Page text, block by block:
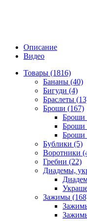
Описание
Видео
Товары (1816)
Бананы (40)
Бигуди (4)
Браслеты
Броши (167)
Броши
Броши
Броши
Бублики (5)
Воротники
Гребни (22)
Диадемы,
Зажимы